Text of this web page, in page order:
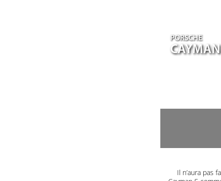
PORSCHE
Il n’aura pas